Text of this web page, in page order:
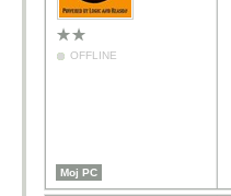
OFFLINE
Moj PC